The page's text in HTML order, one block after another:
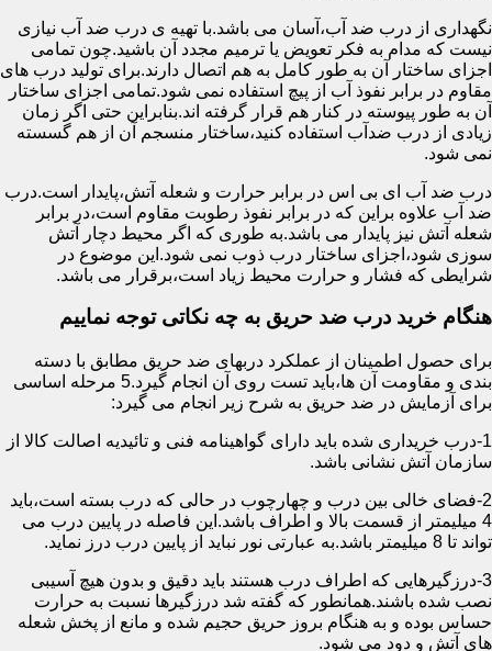
نگهداری از درب ضد آب،آسان می باشد.با تهیه ی درب ضد آب نیازی
نیست که مدام به فکر تعویض یا ترمیم مجدد آن باشید.چون تمامی
اجزای ساختار آن به طور کامل به هم اتصال دارند.برای تولید درب های
مقاوم در برابر نفوذ آب از پیچ استفاده نمی شود.تمامی اجزای ساختار
آن به طور پیوسته در کنار هم قرار گرفته اند.بنابراین حتی اگر زمان
زیادی از درب ضدآب استفاده کنید،ساختار منسجم آن از هم گسسته
نمی شود.
درب ضد آب ای بی اس در برابر حرارت و شعله آتش،پایدار است.درب
ضد آب علاوه براین که در برابر نفوذ رطوبت مقاوم است،در برابر
شعله آتش نیز پایدار می باشد.به طوری که اگر محیط دچار آتش
سوزی شود،اجزای ساختار درب ذوب نمی شود.این موضوع در
شرایطی که فشار و حرارت محیط زیاد است،برقرار می باشد.
هنگام خرید درب ضد حریق به چه نکاتی توجه نماییم
برای حصول اطمینان از عملکرد دربهای ضد حریق مطابق با دسته
بندی و مقاومت آن ها،باید تست روی آن انجام گیرد.5 مرحله اساسی
برای آزمایش در ضد حریق به شرح زیر انجام می گیرد:
1-درب خریداری شده باید دارای گواهینامه فنی و تائیدیه اصالت کالا از
سازمان آتش نشانی باشد.
2-فضای خالی بین درب و چهارچوب در حالی که درب بسته است،باید
4 میلیمتر از قسمت بالا و اطراف باشد.این فاصله در پایین درب می
تواند تا 8 میلیمتر باشد.به عبارتی نور نباید از پایین درب درز نماید.
3-درزگیرهایی که اطراف درب هستند باید دقیق و بدون هیچ آسیبی
نصب شده باشند.همانطور که گفته شد درزگیرها نسبت به حرارت
حساس بوده و به هنگام بروز حریق حجیم شده و مانع از پخش شعله
های آتش و دود می شود.